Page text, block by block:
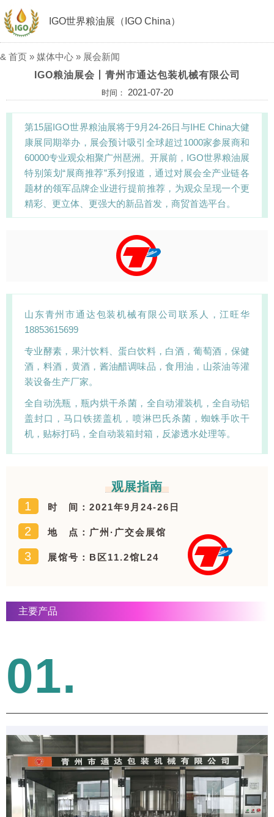
IGO世界粮油展（IGO China）
& 首页 » 媒体中心 » 展会新闻
IGO粮油展会丨青州市通达包装机械有限公司
时间： 2021-07-20
第15届IGO世界粮油展将于9月24-26日与IHE China大健
康展同期举办，展会预计吸引全球超过1000家参展商和
60000专业观众相聚广州琶洲。开展前，IGO世界粮油展
特别策划“展商推荐”系列报道，通过对展会全产业链各
题材的领军品牌企业进行提前推荐，为观众呈现一个更
精彩、更立体、更强大的新品首发，商贸首选平台。
山东青州市通达包装机械有限公司联系人，江旺华
18853615699
专业酵素，果汁饮料、蛋白饮料，白酒，葡萄酒，保健
酒，料酒，黄酒，酱油醋调味品，食用油，山茶油等灌
装设备生产厂家。
全自动洗瓶，瓶内烘干杀菌，全自动灌装机，全自动铝
盖封口，马口铁搓盖机，喷淋巴氏杀菌，蜘蛛手吹干
机，贴标打码，全自动装箱封箱，反渗透水处理等。
观展指南
1
时 间：2021年9月24-26日
2 地 点：广州·广交会展馆
3 展馆号：B区11.2馆L24
主要产品
01.